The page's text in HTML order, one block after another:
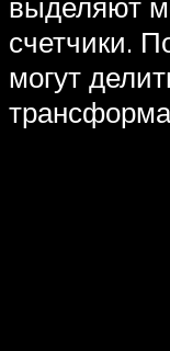
счетчики.
могут